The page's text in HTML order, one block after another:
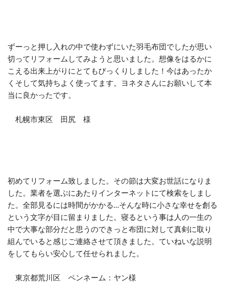
ずーっと押し入れの中で使わずにいた羽毛布団でしたが思い
切ってリフォームしてみようと思いました。想像をはるかに
こえる出来上がりにとてもびっくりしました！今はあったか
くそして気持ち よく使ってます。ヨネタさんにお願いして本
当に良かったです。
札幌市東区 田尻 様
初めてリフォーム致しました。その節は大変お世話になりま
した。業者を選ぶにあたりインターネットにて検索をしまし
た。全部見るには時間がかかる…そんな時に小さな幸せを創る
という文字が目に留まりました。寝るという事は人の一生の
中で大事な部分だと思うのできっと布団に対して真剣に取り
組んでいると感じご連絡させて頂きました。ていねいな説明
をしてもらい安心して任せられました。
東京都荒川区 ペンネーム：ヤン様